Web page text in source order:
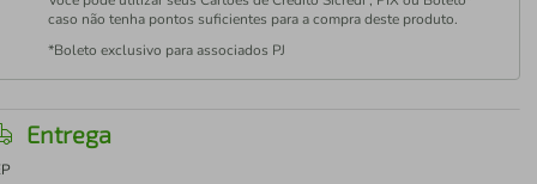
caso não tenha pontos suficientes para a compra deste produto.
*Boleto exclusivo para associados PJ
Entrega